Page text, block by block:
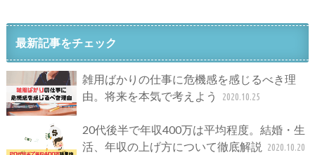
最新記事をチェック
雑用ばかりの仕事に危機感を感じるべき理
由。将来を本気で考えよう
2020.10.25
20代後半で年収400万は平均程度。結婚・生
活、年収の上げ方について徹底解説
2020.10.20